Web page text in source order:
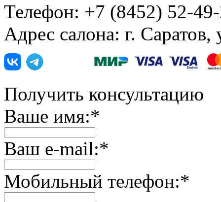
Телефон: +7 (8452) 52-
Адрес салона: г. Саратов,
Получить консультацию
Ваше имя:*
Ваш e-mail:*
Мобильный телефон:*